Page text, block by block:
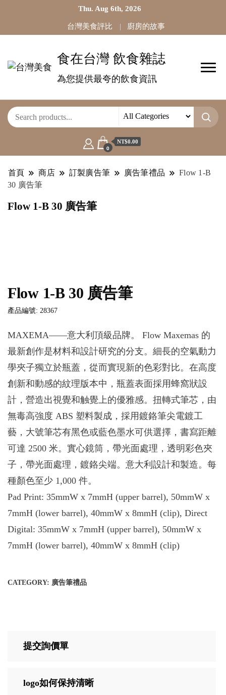
Thu. Aug 6th, 2026
台灣美食評比 廚房的故事
食在台灣 飲食雜誌
為您提供最夸的飲食資訊
0
NT$0.00
首頁 商店 訂製廣告筆 廣告筆禮品
Flow 1-B
30 廣告筆
Flow 1-B 30 廣告筆
Flow 1-B 30 廣告筆
產品編號: 28367
MAXEMA——意大利頂級品牌。 Flow Maxemas 的
最新創作是材料和設計研究的分支。細長的空氣動力
學夾子獨立於瓶蓋，從而實現新的色彩對比。在高度
創新和動感的紋理版本中，瓶蓋表面採用蜂窩狀設
計，營造出視覺和触覺上的優雅感。扭轉式筆芯，由
無毒高強度 ABS 塑料製成，採用鍍鉻筆尖電鍍工
藝，大號筆芯有黑色或藍色墨水可供選擇，書寫距離
可達 2500 米。實心鏡筒，帶光面處理，透明彩色夾
子，帶光面處理，鍍鉻尖端。意大利設計和製造。每
種顏色至少 1,000 件。
Pad Print: 35mmW x 7mmH (upper barrel), 50mmW x
7mmH (lower barrel), 40mmW x 8mmH (clip), Direct
Digital: 35mmW x 7mmH (upper barrel), 50mmW x
7mmH (lower barrel), 40mmW x 8mmH (clip)
CATEGORY: 廣告筆禮品
提交詢價單
logo如何保持清晰